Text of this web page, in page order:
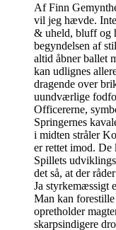
Af Finn
vil jeg hævde.
& uheld, bluff og
begyndelsen af
altid åbner ballet
kan udlignes
dragende over
uundværlige
Officererne,
Springernes
i midten stråler
er rettet imod. De
Spillets
det så, at der
Ja styrkemæssigt
Man kan
opretholder
skarpsindigere